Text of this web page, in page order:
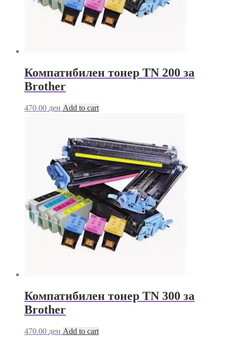
Компатибилен тонер TN 200 за
Brother
470.00 ден Add to cart
Компатибилен тонер TN 300 за
Brother
470.00 ден Add to cart